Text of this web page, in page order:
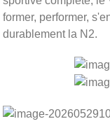
former, performer,
durablement la N2.